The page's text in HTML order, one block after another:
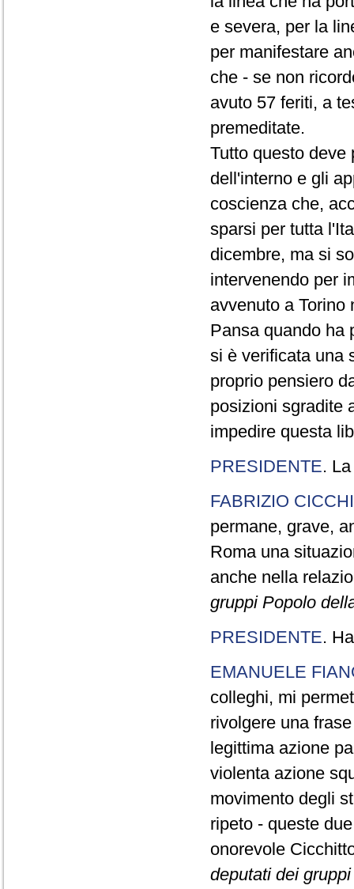
e severa, per la
per manifestare
che - se non
avuto 57 feriti, a
premeditate.
Tutto questo deve
dell'interno e gli
coscienza che,
sparsi per tutta
dicembre, ma si
intervenendo per
avvenuto a
Pansa quando ha
si è verificata una
proprio pensiero
posizioni sgradite
impedire questa
PRESIDENTE.
FABRIZIO
permane, grave,
Roma una
anche nella
gruppi Popolo
PRESIDENTE.
EMANUELE
colleghi, mi
rivolgere una
legittima azione
violenta azione
movimento degli
ripeto - queste
onorevole
deputati dei